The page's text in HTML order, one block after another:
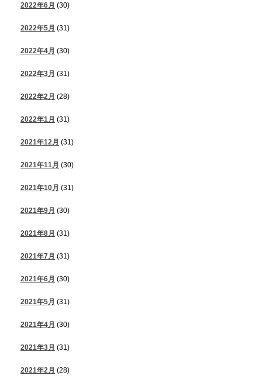
2022年6月 (30)
2022年5月 (31)
2022年4月 (30)
2022年3月 (31)
2022年2月 (28)
2022年1月 (31)
2021年12月 (31)
2021年11月 (30)
2021年10月 (31)
2021年9月 (30)
2021年8月 (31)
2021年7月 (31)
2021年6月 (30)
2021年5月 (31)
2021年4月 (30)
2021年3月 (31)
2021年2月 (28)